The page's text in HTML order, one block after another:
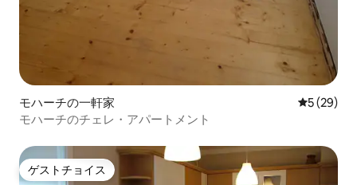
モハーチの一軒家 レビュー
5 (29)
モハーチのチェレ・アパートメント
ゲストチョイス
ゲストチョイス